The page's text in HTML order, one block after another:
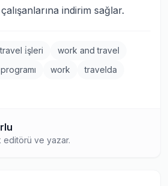
indirim sağlar.
i̇şleri
work and travel
work
travelda
editörü ve yazar.